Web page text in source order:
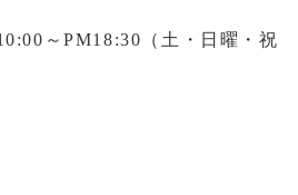
～PM18:30（土・日曜・祝